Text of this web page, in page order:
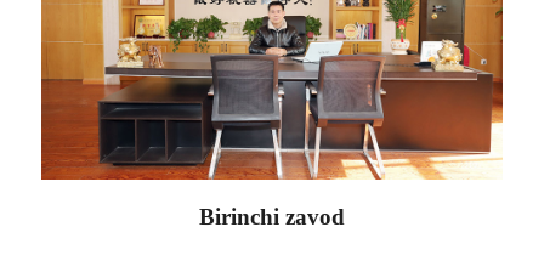
Birinchi zavod